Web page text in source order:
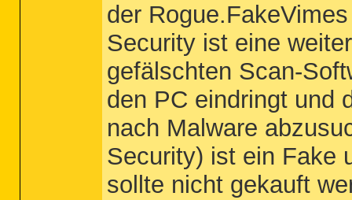
der
Security ist eine
gefälschten Scan-
den PC eindringt und
nach Malware
Security) ist ein Fake
sollte nicht gekauft